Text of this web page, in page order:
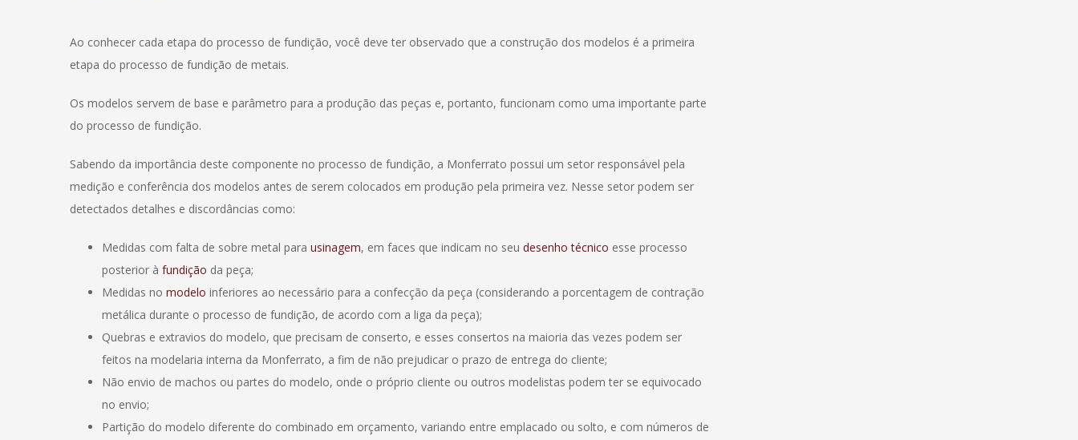
Ao conhecer cada etapa do processo de fundição, você deve ter observado que a construção dos modelos é a primeira
etapa do processo de fundição de metais.
Os modelos servem de base e parâmetro para a produção das peças e, portanto, funcionam como uma importante parte
do processo de fundição.
Sabendo da importância deste componente no processo de fundição, a Monferrato possui um setor responsável pela
medição e conferência dos modelos antes de serem colocados em produção pela primeira vez. Nesse setor podem ser
detectados detalhes e discordâncias como:
Medidas com falta de sobre metal para usinagem, em faces que indicam no seu desenho técnico esse processo
posterior à fundição da peça;
Medidas no modelo inferiores ao necessário para a confecção da peça (considerando a porcentagem de contração
metálica durante o processo de fundição, de acordo com a liga da peça);
Quebras e extravios do modelo, que precisam de conserto, e esses consertos na maioria das vezes podem ser
feitos na modelaria interna da Monferrato, a fim de não prejudicar o prazo de entrega do cliente;
Não envio de machos ou partes do modelo, onde o próprio cliente ou outros modelistas podem ter se equivocado
no envio;
Partição do modelo diferente do combinado em orçamento, variando entre emplacado ou solto, e com números de